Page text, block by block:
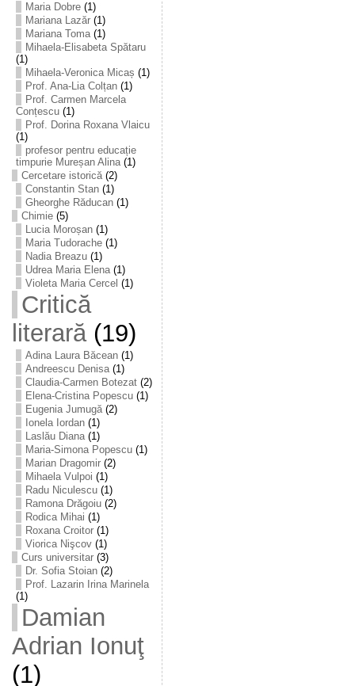
Maria Dobre(1)
Mariana Lazăr(1)
Mariana Toma(1)
Mihaela-Elisabeta Spătaru
(1)
Mihaela-Veronica Micaș (1)
Prof. Ana-Lia Colțan(1)
Prof. Carmen Marcela
Conțescu(1)
Prof. Dorina Roxana Vlaicu
(1)
profesor pentru educație
timpurie Mureșan Alina(1)
Cercetare istorică(2)
Constantin Stan(1)
Gheorghe Răducan(1)
Chimie(5)
Lucia Moroșan(1)
Maria Tudorache(1)
Nadia Breazu(1)
Udrea Maria Elena(1)
Violeta Maria Cercel (1)
Critică
literară(19)
Adina Laura Băcean(1)
Andreescu Denisa(1)
Claudia-Carmen Botezat(2)
Elena-Cristina Popescu(1)
Eugenia Jumugă(2)
Ionela Iordan(1)
Laslău Diana(1)
Maria-Simona Popescu(1)
Marian Dragomir(2)
Mihaela Vulpoi (1)
Radu Niculescu(1)
Ramona Drăgoiu(2)
Rodica Mihai (1)
Roxana Croitor(1)
Viorica Nişcov(1)
Curs universitar(3)
Dr. Sofia Stoian(2)
Prof. Lazarin Irina Marinela
(1)
Damian
Adrian Ionuţ
(1)